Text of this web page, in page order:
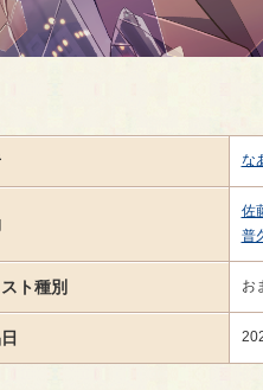
な
佐
普
ト種別 お